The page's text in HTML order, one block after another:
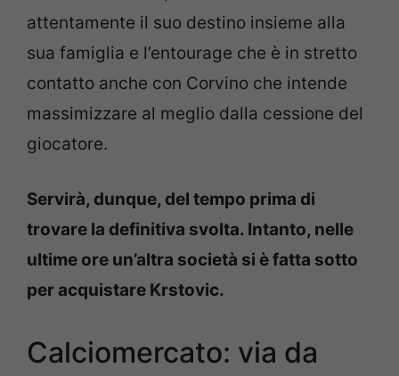
attentamente il suo destino insieme alla
sua famiglia e l’entourage che è in stretto
contatto anche con Corvino che intende
massimizzare al meglio dalla cessione del
giocatore.
Servirà, dunque, del tempo prima di
trovare la definitiva svolta. Intanto, nelle
ultime ore un’altra società si è fatta sotto
per acquistare Krstovic.
Calciomercato: via da